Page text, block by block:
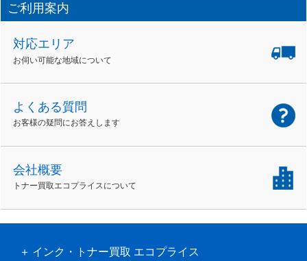
ご利用案内
対応エリア
お伺い可能な地域について
よくある質問
お客様の疑問にお答えします
会社概要
トナー買取エコプライスについて
インク・トナー買取 エコプライス